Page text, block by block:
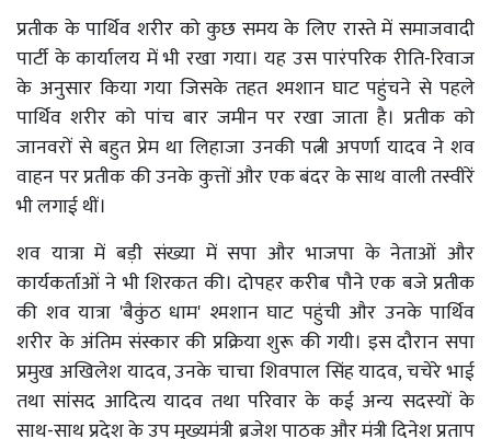
प्रतीक के पार्थिव शरीर को कुछ समय के लिए रास्ते में समाजवादी
पार्टी के कार्यालय में भी रखा गया। यह उस पारंपरिक रीति-रिवाज
के अनुसार किया गया जिसके तहत श्मशान घाट पहुंचने से पहले
पार्थिव शरीर को पांच बार जमीन पर रखा जाता है। प्रतीक को
जानवरों से बहुत प्रेम था लिहाजा उनकी पत्नी अपर्णा यादव ने शव
वाहन पर प्रतीक की उनके कुत्तों और एक बंदर के साथ वाली तस्वीरें
भी लगाई थीं।
शव यात्रा में बड़ी संख्या में सपा और भाजपा के नेताओं और
कार्यकर्ताओं ने भी शिरकत की। दोपहर करीब पौने एक बजे प्रतीक
की शव यात्रा 'बैकुंठ धाम' श्मशान घाट पहुंची और उनके पार्थिव
शरीर के अंतिम संस्कार की प्रक्रिया शुरू की गयी। इस दौरान सपा
प्रमुख अखिलेश यादव, उनके चाचा शिवपाल सिंह यादव, चचेरे भाई
तथा सांसद आदित्य यादव तथा परिवार के कई अन्य सदस्यों के
साथ-साथ प्रदेश के उप मुख्यमंत्री ब्रजेश पाठक और मंत्री दिनेश प्रताप